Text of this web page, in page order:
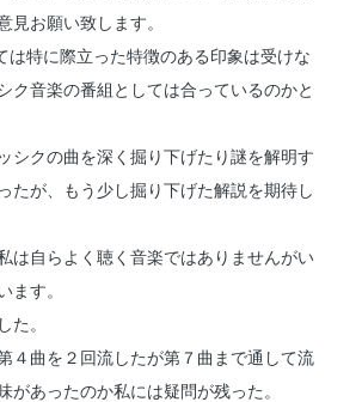
見お願い致します。
特に際立った特徴のある印象は受けな
ク音楽の番組としては合っているのかと
シクの曲を深く掘り下げたり謎を解明す
たが、もう少し掘り下げた解説を期待し
は自らよく聴く音楽ではありませんがい
ます。
た。
４曲を２回流したが第７曲まで通して流
があったのか私には疑問が残った。